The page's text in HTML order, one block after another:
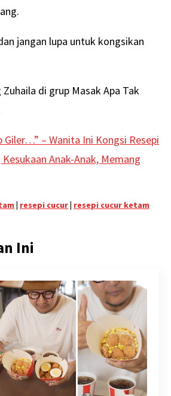
jangan lupa untuk kongsikan
Zuhaila di grup Masak Apa Tak
Giler…” – Wanita Ini Kongsi Resepi
Anak-Anak, Memang
resepi cucur resepi cucur ketam
Ini